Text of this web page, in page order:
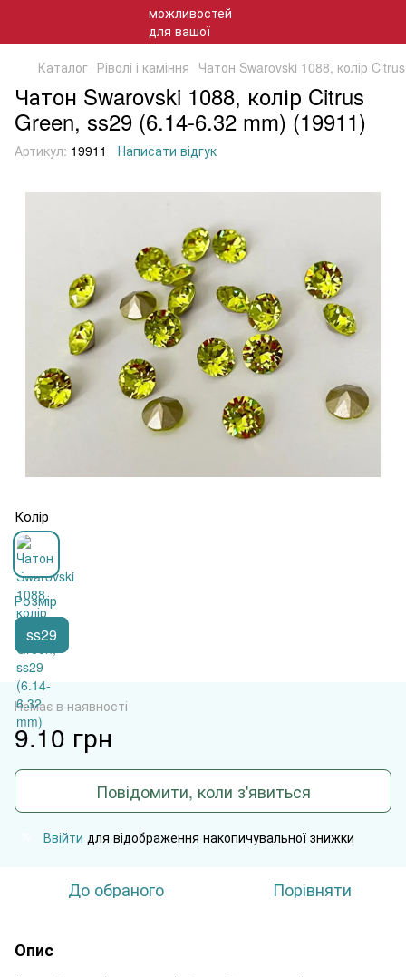
Каталог Ріволі і каміння Чатон Swarovski 1088, колір
Чатон Swarovski 1088, колір Citrus
Green, ss29 (6.14-6.32 mm) (19911)
Артикул: 19911 Написати відгук
Колір
Розмір
ss29
Немає в наявності
9.10 грн
Повідомити, коли з'явиться
Ввійти для відображення накопичувальної знижки
До обраного Порівняти
Опис